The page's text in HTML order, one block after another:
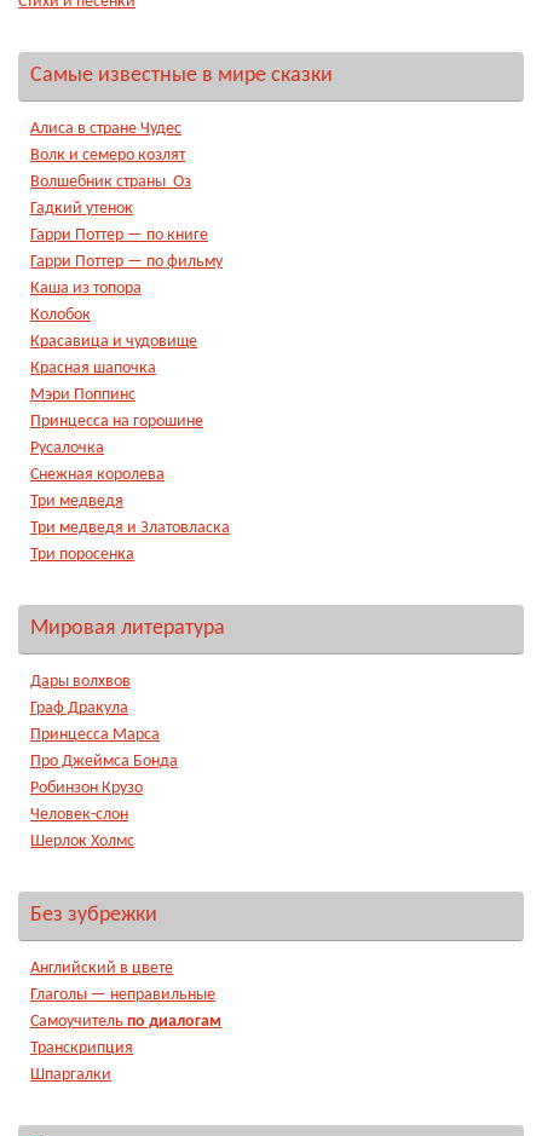
Самые известные в мире сказки
Алиса в стране Чудес
Волк и семеро козлят
Волшебник страны Оз
Гадкий утенок
Гарри Поттер — по книге
Гарри Поттер — по фильму
Каша из топора
Колобок
Красавица и чудовище
Красная шапочка
Мэри Поппинс
Принцесса на горошине
Русалочка
Снежная королева
Три медведя
Три медведя и Златовласка
Три поросенка
Мировая литература
Дары волхвов
Граф Дракула
Принцесса Марса
Про Джеймса Бонда
Робинзон Крузо
Человек-слон
Шерлок Холмс
Без зубрежки
Английский в цвете
Глаголы — неправильные
Самоучитель по диалогам
Транскрипция
Шпаргалки